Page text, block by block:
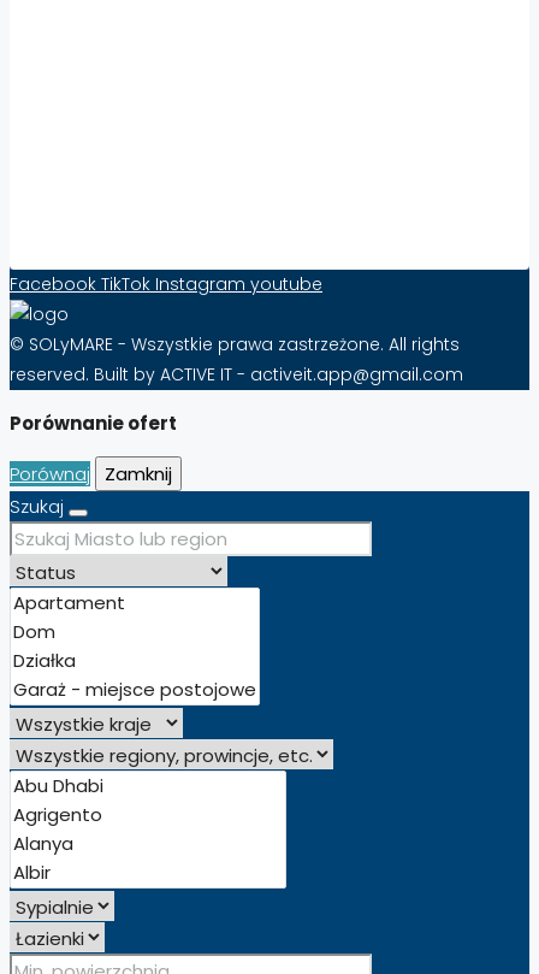
Facebook TikTok Instagram youtube
© SOLyMARE - Wszystkie prawa zastrzeżone. All rights
reserved. Built by ACTIVE IT - activeit.app@gmail.com
Porównanie ofert
Porównaj
Zamknij
Szukaj